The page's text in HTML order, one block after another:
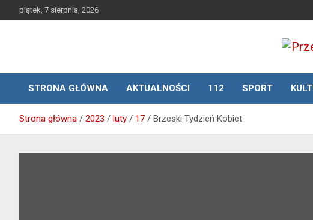
to
piątek, 7 sierpnia, 2026
STRONA GŁÓWNA
AKTUALNOŚCI 112 SPORT
Strona główna 2023 luty 17 Brzeski Tydzień Kobiet